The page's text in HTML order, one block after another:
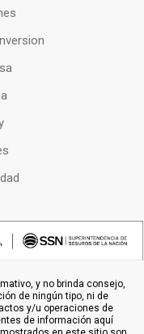
y no brinda consejo,
de ningún tipo, ni de
y/u operaciones de
de información aquí